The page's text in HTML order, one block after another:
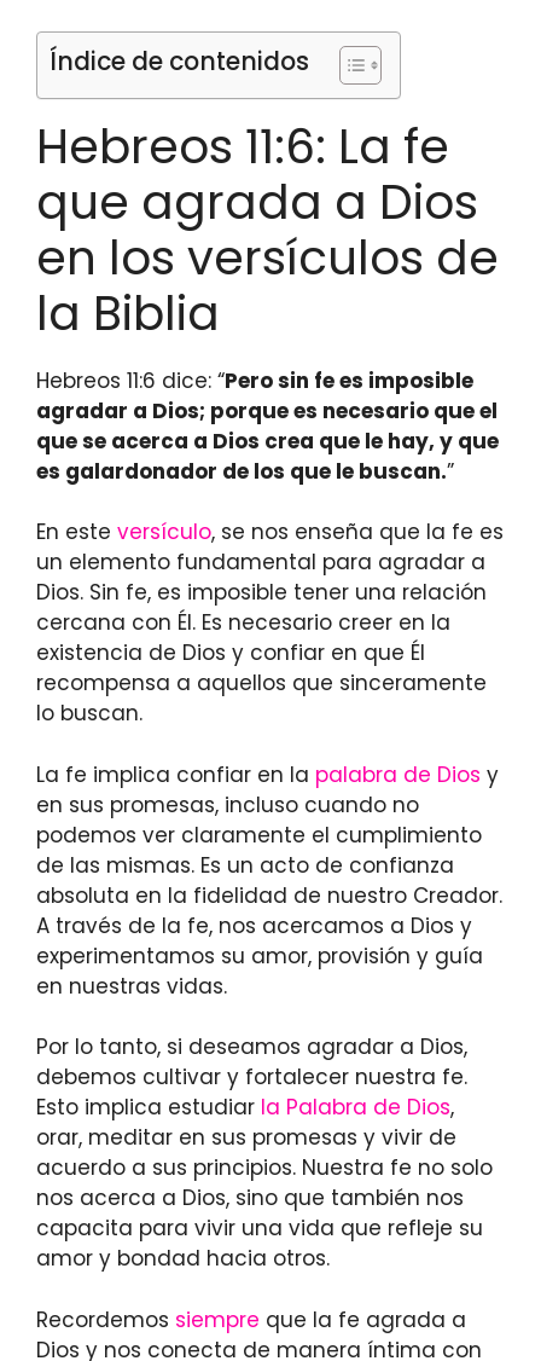
Índice de contenidos
Hebreos 11:6: La fe
que agrada a Dios
en los versículos de
la Biblia
Hebreos 11:6 dice: “Pero sin fe es imposible
agradar a Dios; porque es necesario que el
que se acerca a Dios crea que le hay, y que
es galardonador de los que le buscan.”
En este versículo, se nos enseña que la fe es
un elemento fundamental para agradar a
Dios. Sin fe, es imposible tener una relación
cercana con Él. Es necesario creer en la
existencia de Dios y confiar en que Él
recompensa a aquellos que sinceramente
lo buscan.
La fe implica confiar en la palabra de Dios y
en sus promesas, incluso cuando no
podemos ver claramente el cumplimiento
de las mismas. Es un acto de confianza
absoluta en la fidelidad de nuestro Creador.
A través de la fe, nos acercamos a Dios y
experimentamos su amor, provisión y guía
en nuestras vidas.
Por lo tanto, si deseamos agradar a Dios,
debemos cultivar y fortalecer nuestra fe.
Esto implica estudiar la Palabra de Dios,
orar, meditar en sus promesas y vivir de
acuerdo a sus principios. Nuestra fe no solo
nos acerca a Dios, sino que también nos
capacita para vivir una vida que refleje su
amor y bondad hacia otros.
Recordemos siempre que la fe agrada a
Dios y nos conecta de manera íntima con